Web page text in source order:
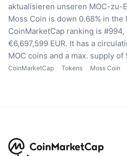
aktualisieren unseren MOC-zu-
Moss Coin is down 0.68% in the
CoinMarketCap ranking is
€6,697,599 EUR. It has a
MOC coins and a max. supply of
CoinMarketCap Tokens Moss Coin